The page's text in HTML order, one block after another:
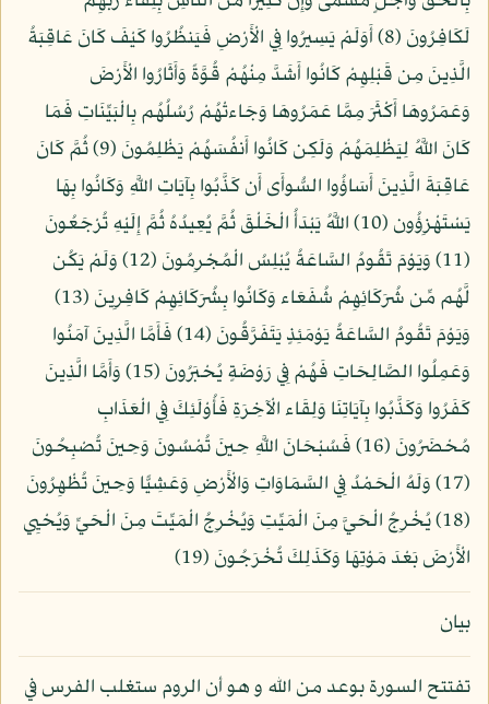
لَكَافِرُونَ (8) أَوَلَمْ يَسِيرُوا فِي الْأَرْضِ فَيَنظُرُوا كَيْفَ كَانَ عَاقِبَةُ
الَّذِينَ مِن قَبْلِهِمْ كَانُوا أَشَدَّ مِنْهُمْ قُوَّةً وَأَثَارُوا الْأَرْضَ
وَعَمَرُوهَا أَكْثَرَ مِمَّا عَمَرُوهَا وَجَاءتْهُمْ رُسُلُهُم بِالْبَيِّنَاتِ فَمَا
كَانَ اللَّهُ لِيَظْلِمَهُمْ وَلَكِن كَانُوا أَنفُسَهُمْ يَظْلِمُونَ (9) ثُمَّ كَانَ
عَاقِبَةَ الَّذِينَ أَسَاؤُوا السُّوأَى أَن كَذَّبُوا بِآيَاتِ اللَّهِ وَكَانُوا بِهَا
يَسْتَهْزِؤُون (10) اللَّهُ يَبْدَأُ الْخَلْقَ ثُمَّ يُعِيدُهُ ثُمَّ إِلَيْهِ تُرْجَعُونَ
(11) وَيَوْمَ تَقُومُ السَّاعَةُ يُبْلِسُ الْمُجْرِمُونَ (12) وَلَمْ يَكُن
لَّهُم مِّن شُرَكَائِهِمْ شُفَعَاء وَكَانُوا بِشُرَكَائِهِمْ كَافِرِينَ (13)
وَيَوْمَ تَقُومُ السَّاعَةُ يَوْمَئِذٍ يَتَفَرَّقُونَ (14) فَأَمَّا الَّذِينَ آمَنُوا
وَعَمِلُوا الصَّالِحَاتِ فَهُمْ فِي رَوْضَةٍ يُحْبَرُونَ (15) وَأَمَّا الَّذِينَ
كَفَرُوا وَكَذَّبُوا بِآيَاتِنَا وَلِقَاء الْآخِرَةِ فَأُوْلَئِكَ فِي الْعَذَابِ
مُحْضَرُونَ (16) فَسُبْحَانَ اللَّهِ حِينَ تُمْسُونَ وَحِينَ تُصْبِحُونَ
(17) وَلَهُ الْحَمْدُ فِي السَّمَاوَاتِ وَالْأَرْضِ وَعَشِيًّا وَحِينَ تُظْهِرُونَ
(18) يُخْرِجُ الْحَيَّ مِنَ الْمَيِّتِ وَيُخْرِجُ الْمَيِّتَ مِنَ الْحَيِّ وَيُحْيِي
الْأَرْضَ بَعْدَ مَوْتِهَا وَكَذَلِكَ تُخْرَجُونَ (19)
بيان
تفتتح السورة بوعد من الله و هو أن الروم ستغلب الفرس في